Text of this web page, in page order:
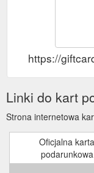
https://
Linki do kart
Strona internetowa
Oficjalna karta
podarunkowa